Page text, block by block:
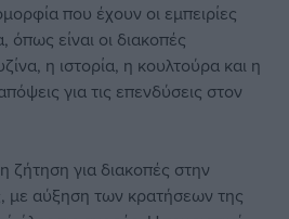
που έχουν οι εμπειρίες
είναι οι διακοπές
η ιστορία, η κουλτούρα και η
για τις επενδύσεις στον
ζήτηση για διακοπές στην
με αύξηση των κρατήσεων της